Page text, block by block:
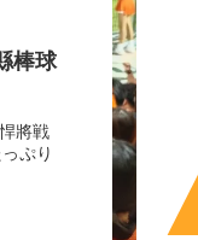
棒球
將戦
ぷり